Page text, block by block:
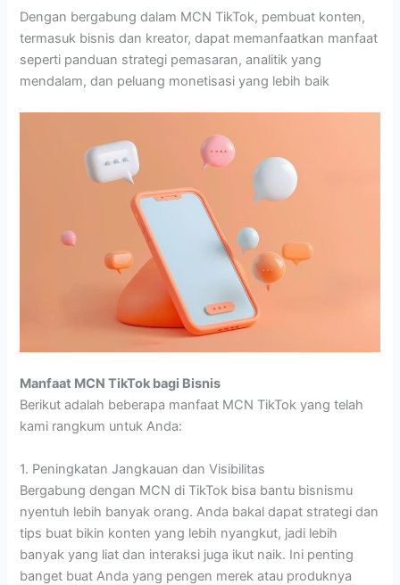
Dengan bergabung dalam MCN TikTok, pembuat konten,
termasuk bisnis dan kreator, dapat memanfaatkan manfaat
seperti panduan strategi pemasaran, analitik yang
mendalam, dan peluang monetisasi yang lebih baik
Manfaat MCN TikTok bagi Bisnis
Berikut adalah beberapa manfaat MCN TikTok yang telah
kami rangkum untuk Anda:
1. Peningkatan Jangkauan dan Visibilitas
Bergabung dengan MCN di TikTok bisa bantu bisnismu
nyentuh lebih banyak orang. Anda bakal dapat strategi dan
tips buat bikin konten yang lebih nyangkut, jadi lebih
banyak yang liat dan interaksi juga ikut naik. Ini penting
banget buat Anda yang pengen merek atau produknya